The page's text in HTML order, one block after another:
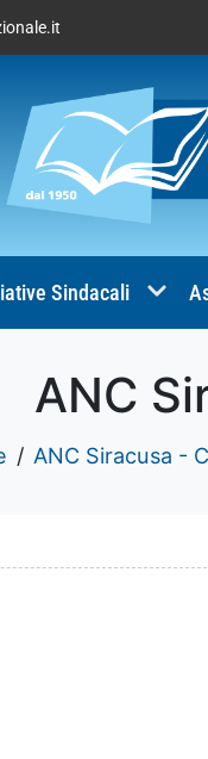
Sindacali
ANC
ANC Siracusa -